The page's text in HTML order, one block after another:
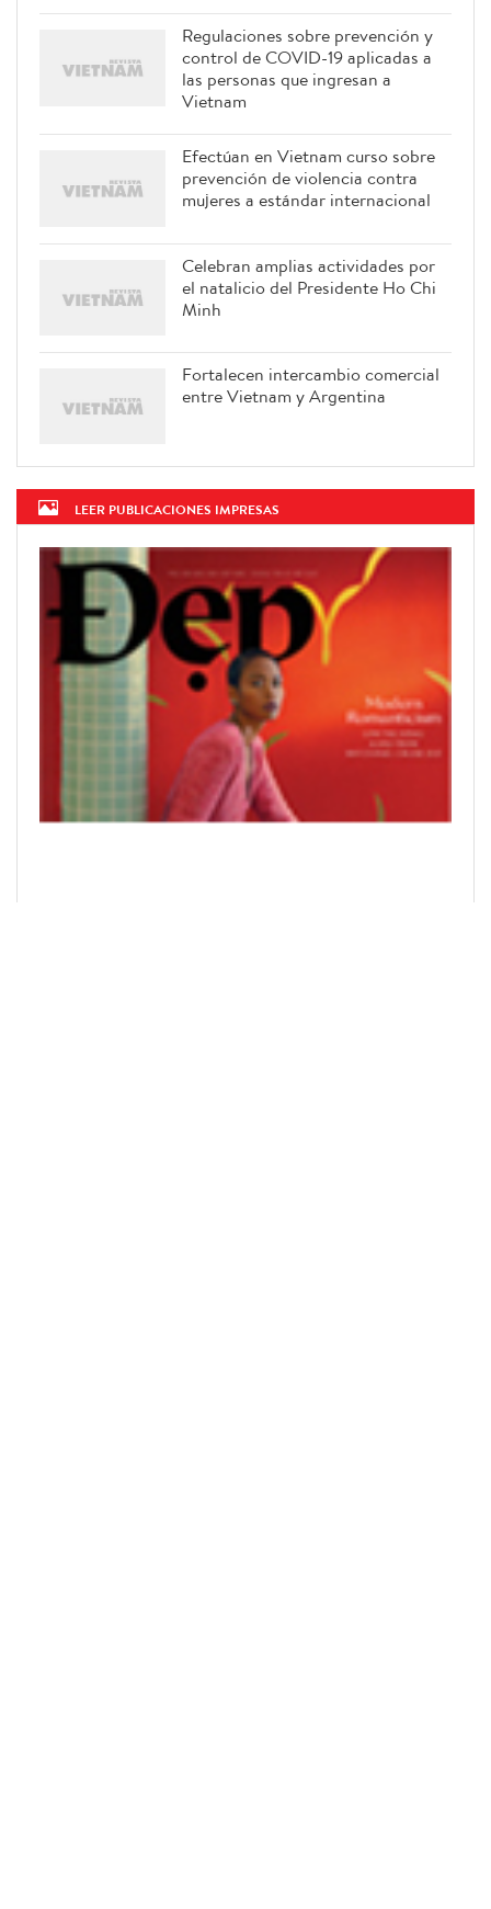
Regulaciones sobre prevención y
control de COVID-19 aplicadas a
las personas que ingresan a
Vietnam
Efectúan en Vietnam curso sobre
prevención de violencia contra
mujeres a estándar internacional
Celebran amplias actividades por
el natalicio del Presidente Ho Chi
Minh
Fortalecen intercambio comercial
entre Vietnam y Argentina
LEER PUBLICACIONES IMPRESAS